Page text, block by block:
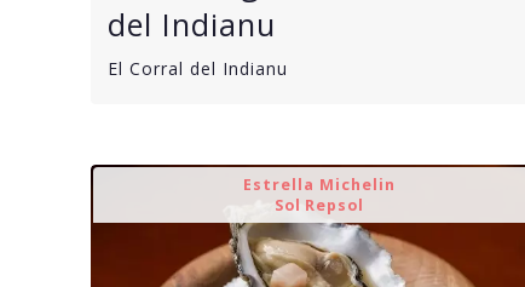
del Indianu
El Corral del Indianu
Estrella Michelin
Sol Repsol